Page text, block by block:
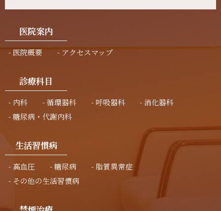
医院案内
医院概要 アクセスマップ
診療科目
内科 循環器科 呼吸器科
消化器科
糖尿病・代謝内科
生活習慣病
高血圧 糖尿病
脂質異常症
その他の生活習慣病